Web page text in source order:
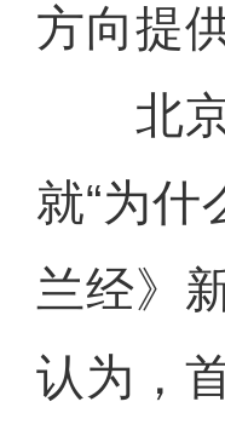
方向提
北京
就“为什
兰经》
认为，